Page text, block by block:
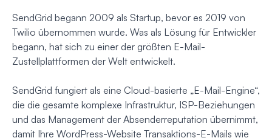
SendGrid begann 2009 als Startup, bevor es 2019 von
Twilio übernommen wurde. Was als Lösung für Entwickler
begann, hat sich zu einer der größten E-Mail-
Zustellplattformen der Welt entwickelt.
SendGrid fungiert als eine Cloud-basierte „E-Mail-Engine“,
die die gesamte komplexe Infrastruktur, ISP-Beziehungen
und das Management der Absenderreputation übernimmt,
damit Ihre WordPress-Website Transaktions-E-Mails wie